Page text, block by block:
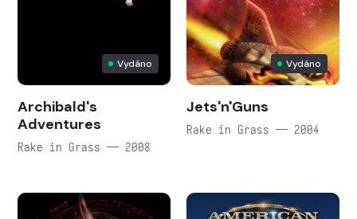
Vydáno
Archibald's
Adventures
Rake in Grass — 2008
Vydáno
Jets'n'Guns
Rake in Grass — 2004